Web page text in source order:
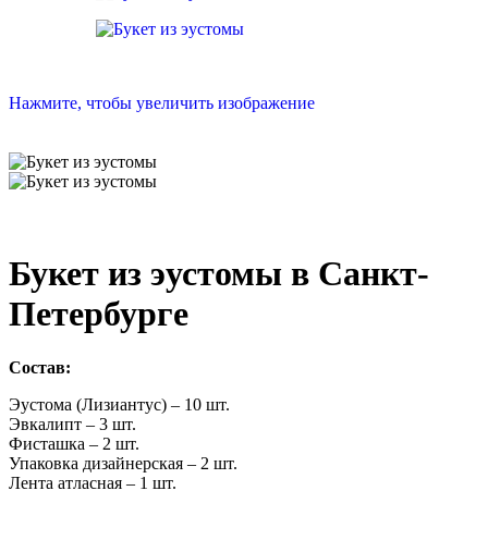
Нажмите, чтобы увеличить изображение
Букет из эустомы в Санкт-
Петербурге
Состав:
Эустома (Лизиантус) – 10 шт.
Эвкалипт – 3 шт.
Фисташка – 2 шт.
Упаковка дизайнерская – 2 шт.
Лента атласная – 1 шт.